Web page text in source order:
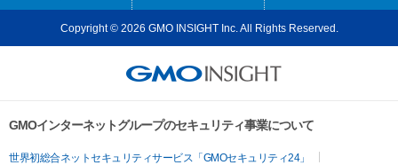
Copyright © 2026 GMO INSIGHT Inc. All Rights Reserved.
GMOインターネットグループのセキュリティ事業について
世界初総合ネットセキュリティサービス「GMOセキュリティ24」